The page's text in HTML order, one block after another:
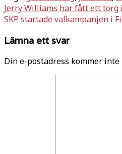
Inläggsnavigering
Jerry Williams har fått ett torg
SKP startade valkampanjen i
Lämna ett svar
Din e-postadress kommer inte